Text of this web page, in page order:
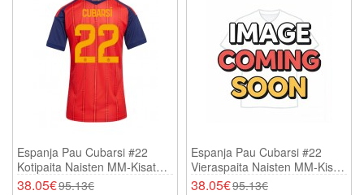
Espanja Pau Cubarsi #22
Kotipaita Naisten MM-Kisat
2026 Lyhythihainen
38.05€95.13€
Espanja Pau Cubarsi #22
Vieraspaita Naisten MM-Kisat
2026 Lyhythihainen
38.05€95.13€